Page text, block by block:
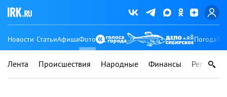
Новости СтатьиАфишаФото Погода
Лента Происшествия Народные Финансы Регионы